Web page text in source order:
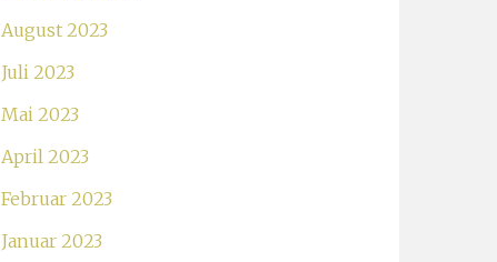
August 2023
Juli 2023
Mai 2023
April 2023
Februar 2023
Januar 2023